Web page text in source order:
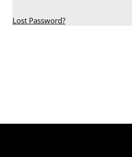
Lost Password?